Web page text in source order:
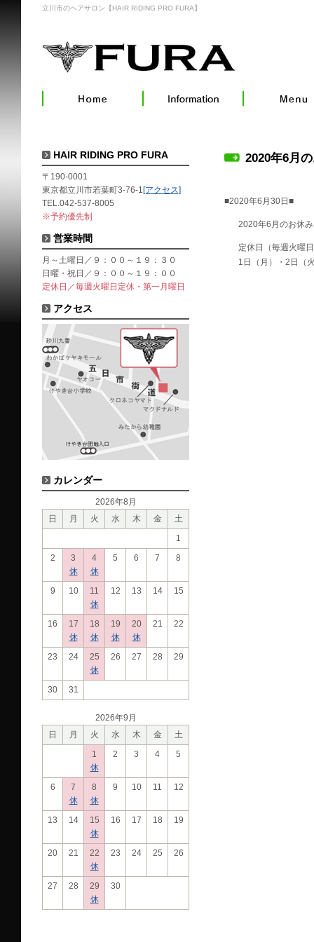
立川市のヘアサロン【HAIR RIDING PRO FURA】
2020年6月
■2020年6月30日■
2020年6月のお休
定休日（毎週火曜
1日（月）・2日（
HAIR RIDING PRO FURA
〒190-0001
東京都立川市若葉町3-76-1 [アクセス]
TEL.042-537-8005
※予約優先制
営業時間
月～土曜日／９：００～１９：３０
日曜・祝日／９：００～１９：００
定休日／毎週火曜日定休・第一月曜日
アクセス
カレンダー
2026年8月
日
月 火 水 木 金
土
1
2
3
休
4
休
5 6 7 8
9 10
11
休
12 13 14 15
16
17
休
18
休
19
休
20
休
21 22
23 24
25
休
26 27 28 29
30 31
2026年9月
日
月 火 水 木 金
土
1
休
2 3 4 5
6
7
休
8
休
9 10 11 12
13 14
15
休
16 17 18 19
20 21
22
休
23 24 25 26
27 28
29
休
30